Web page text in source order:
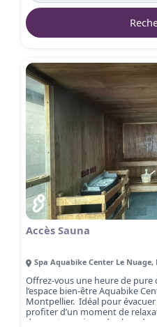
Accès Sauna
Spa Aquabike Center Le Nuage,
Offrez-vous une heure de pure
l’espace bien-être Aquabike
Montpellier. Idéal pour
profiter d’un moment de
de sport, une journée chargée